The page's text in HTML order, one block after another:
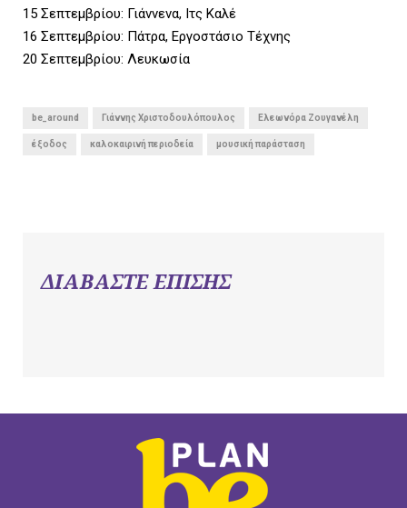
15 Σεπτεμβρίου: Γιάννενα, Ιτς Καλέ
16 Σεπτεμβρίου: Πάτρα, Εργοστάσιο Τέχνης
20 Σεπτεμβρίου: Λευκωσία
be_around Γιάννης Χριστοδουλόπουλος Ελεωνόρα Ζουγανέλη
έξοδος καλοκαιρινή περιοδεία μουσική παράσταση
ΔΙΑΒΑΣΤΕ ΕΠΙΣΗΣ